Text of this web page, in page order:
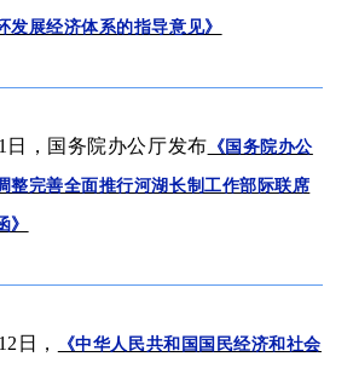
发展经济体系的指导意见》
日，国务院办公厅发布 《国务院办公
整完善全面推行河湖长制工作部际联席
》
日，
《中华人民共和国国民经济和社会